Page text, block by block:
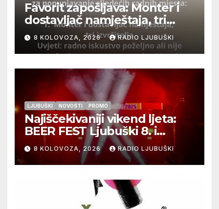
Favorit zapošljava: Monter i
dostavljač namještaja, tri
izvršitelja
8 KOLOVOZA, 2026 RADIO LJUBUŠKI
LJUBUŠKI NOVOSTI PROMO
Najiščekivaniji vikend ljeta:
BEER FEST Ljubuški 8. i
9.kolovoza
8 KOLOVOZA, 2026 RADIO LJUBUŠKI